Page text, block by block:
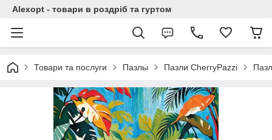
Alexopt - товари в роздріб та гуртом
Товари та послуги Пазлы Пазли CherryPazzi